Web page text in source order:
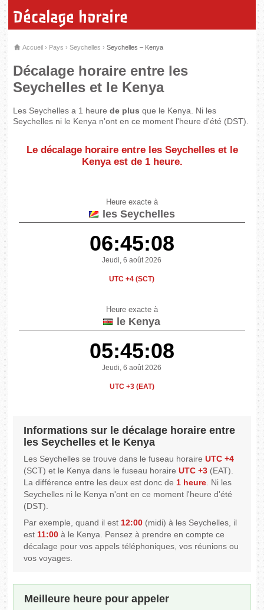
Décalage horaire
Accueil › Pays ›Seychelles ›Seychelles – Kenya
Décalage horaire entre les
Seychelles et le Kenya
Les Seychelles a 1 heurede plus que le Kenya. Ni les
Seychelles ni le Kenya n'ont en ce moment l'heure d'été (DST).
Le décalage horaire entre les Seychelles et le
Kenya est de 1 heure.
Heure exacte à
les Seychelles
06:45:08
Jeudi, 6 août 2026
UTC +4 (SCT)
Heure exacte à
le Kenya
05:45:08
Jeudi, 6 août 2026
UTC +3 (EAT)
Informations sur le décalage horaire entre
les Seychelles et le Kenya
Les Seychelles se trouve dans le fuseau horaireUTC +4
(SCT) et le Kenya dans le fuseau horaireUTC +3 (EAT).
La différence entre les deux est donc de1 heure. Ni les
Seychelles ni le Kenya n'ont en ce moment l'heure d'été
(DST).
Par exemple, quand il est12:00 (midi) à les Seychelles, il
est11:00 à le Kenya. Pensez à prendre en compte ce
décalage pour vos appels téléphoniques, vos réunions ou
vos voyages.
Meilleure heure pour appeler